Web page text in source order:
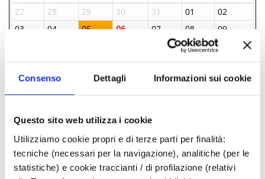
Consenso Dettagli Informazioni sui cookie
Questo sito web utilizza i cookie
Utilizziamo cookie propri e di terze parti per finalità:
tecniche (necessari per la navigazione), analitiche (per le
statistiche) e cookie traccianti / di profilazione (relativi
27
28 29 30 31 01
02
03
04 05 06 07 08
09
15
16
17
18 19 20 21 22
23
24
25 27 28 29
30
31
01 02 03 04 05 06
INFORMAZIONI ­
IAT BELLARIA INFORMAZIONI ACCOGLIENZA